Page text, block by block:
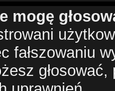
mogę
fałszowaniu